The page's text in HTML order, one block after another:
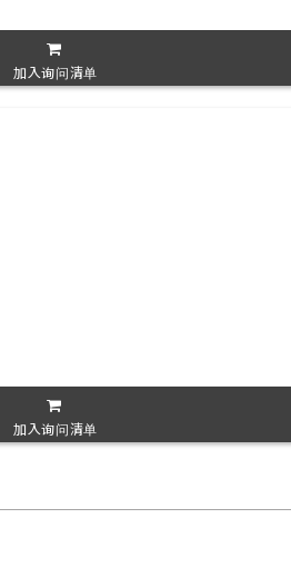
加入询问清单
加入询问清单